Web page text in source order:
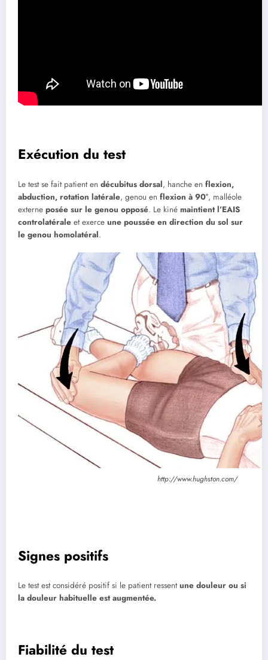
Exécution du test
Le test se fait patient en décubitus dorsal, hanche en flexion,
abduction, rotation latérale, genou en flexion à 90°, malléole
externe posée sur le genou opposé. Le kiné maintient l’EAIS
controlatérale et exerce une poussée en direction du sol sur
le genou homolatéral.
http://www.hughston.com/
Signes positifs
Le test est considéré positif si le patient ressentune douleur ou si
la douleur habituelle est augmentée.
Fiabilité du test